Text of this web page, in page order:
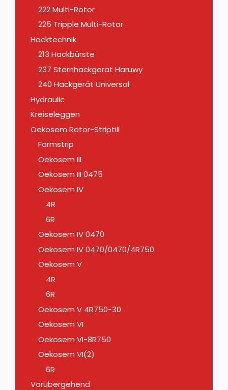
222 Multi-Rotor
225 Tripple Multi-Rotor
Hacktechnik
213 Hackbürste
237 Sternhackgerät Haruwy
240 Hackgerät Universal
Hydraulic
Kreiseleggen
Oekosem Rotor-Striptill
Farmstrip
Oekosem III
Oekosem III 0475
Oekosem IV
4R
6R
Oekosem IV 0470
Oekosem IV 0470/0470/4R750
Oekosem V
4R
6R
Oekosem V 4R750-30
Oekosem VI
Oekosem VI-8R750
Oekosem VI(2)
6R
Vorübergehend